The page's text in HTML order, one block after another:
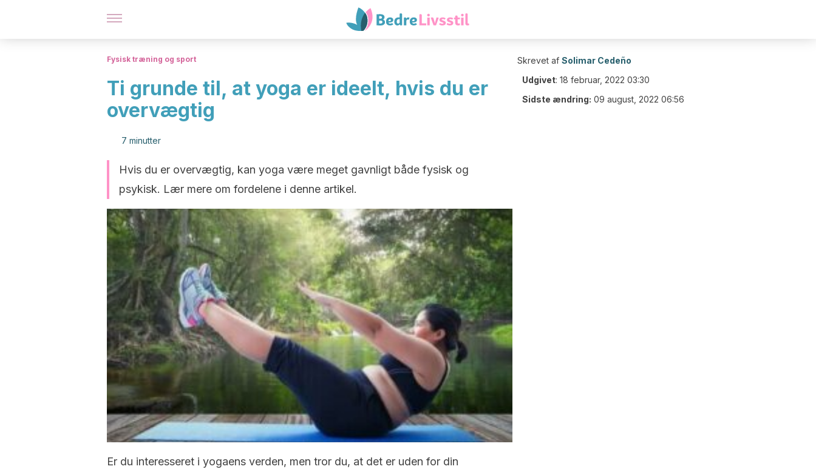
Fysisk træning og sport
Ti grunde til, at yoga er ideelt, hvis du er
overvægtig
7 minutter
Hvis du er overvægtig, kan yoga være meget gavnligt både fysisk og
psykisk. Lær mere om fordelene i denne artikel.
Er du interesseret i yogaens verden, men tror du, at det er uden for din
Skrevet af Solimar Cedeño
Udgivet: 18 februar, 2022 03:30
Sidste ændring: 09 august, 2022 06:56